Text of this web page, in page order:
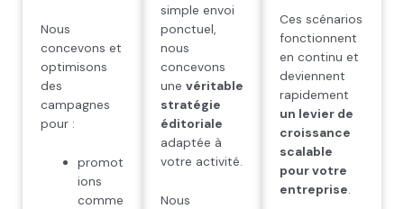
Nous
concevons et
optimisons
des
campagnes
pour :
promot
ions
comme
simple envoi
ponctuel,
nous
concevons
une véritable
stratégie
éditoriale
adaptée à
votre activité.
Nous
Ces scénarios
fonctionnent
en continu et
deviennent
rapidement
un levier de
croissance
scalable
pour votre
entreprise.